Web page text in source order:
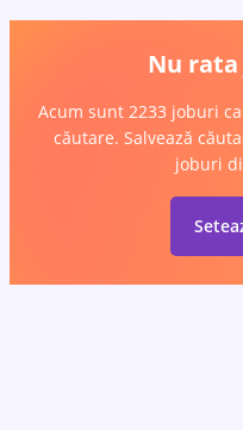
Nu
Acum sunt 2233 joburi
căutare. Salvează
joburi